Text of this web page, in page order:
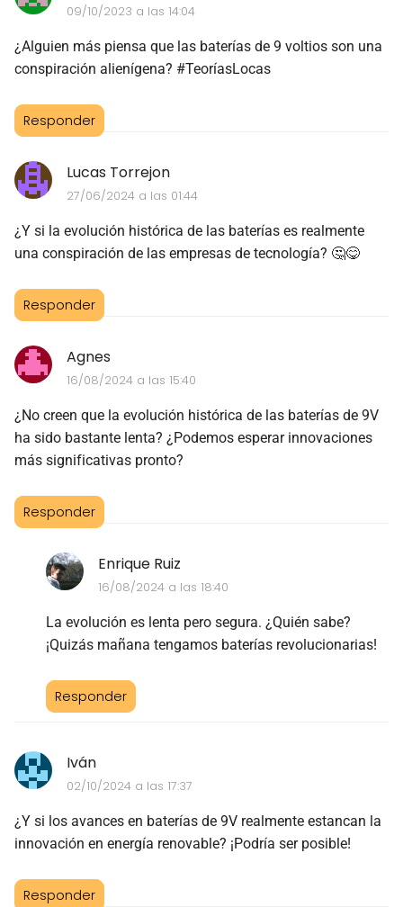
09/10/2023 a las 14:04
¿Alguien más piensa que las baterías de 9 voltios son una
conspiración alienígena? #TeoríasLocas
Responder
Lucas Torrejon
27/06/2024 a las 01:44
¿Y si la evolución histórica de las baterías es realmente
una conspiración de las empresas de tecnología? 🤔😋
Responder
Agnes
16/08/2024 a las 15:40
¿No creen que la evolución histórica de las baterías de 9V
ha sido bastante lenta? ¿Podemos esperar innovaciones
más significativas pronto?
Responder
Enrique Ruiz
16/08/2024 a las 18:40
La evolución es lenta pero segura. ¿Quién sabe?
¡Quizás mañana tengamos baterías revolucionarias!
Responder
Iván
02/10/2024 a las 17:37
¿Y si los avances en baterías de 9V realmente estancan la
innovación en energía renovable? ¡Podría ser posible!
Responder